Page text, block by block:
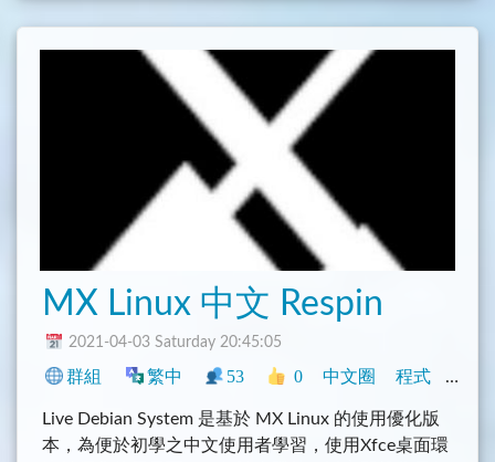
MX Linux 中文 Respin
2021-04-03 Saturday 20:45:05
群組 繁中 53 0 中文圈 程式 社群
Live Debian System 是基於 MX Linux 的使用優化版
本，為便於初學之中文使用者學習，使用Xfce桌面環